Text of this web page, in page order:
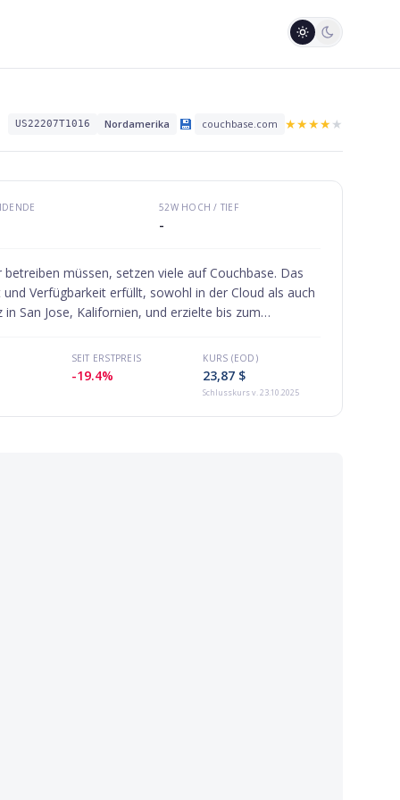
US22207T1016 Nordamerika 💾 couchbase.com ★★★★★
52W HOCH / TIEF
-
müssen, setzen viele auf Couchbase. Das
Verfügbarkeit erfüllt, sowohl in der Cloud als auch
San Jose, Kalifornien, und erzielte bis zum
SEIT ERSTPREIS
-19.4%
KURS (EOD)
23,87 $
Schlusskursv. 23.10.2025